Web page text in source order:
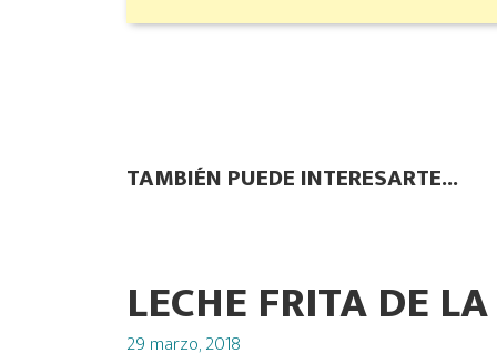
TAMBIÉN PUEDE INTERESARTE...
LECHE FRITA DE
Posted
29 marzo, 2018